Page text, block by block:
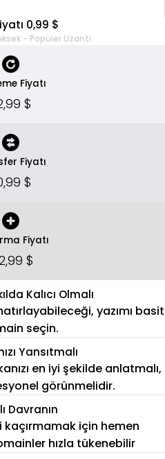
0,99 $
- Popüler Uzantı
Fiyatı
$
Fiyatı
$
Fiyatı
$
Kalıcı Olmalı
yazımı basit
seçin.
Yansıtmalı
en iyi şekilde anlatmalı,
görünmelidir.
Davranın
için hemen
hızla tükenebilir